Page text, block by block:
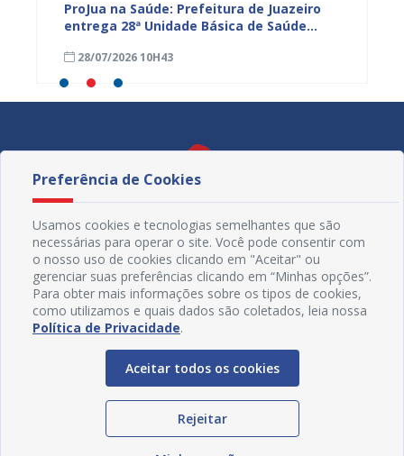
ProJua na Saúde: Prefeitura de Juazeiro
entrega 28ª Unidade Básica de Saúde
Atenção Primária
28/07/2026 10H43
Redes Sociais
Preferência de Cookies
Usamos cookies e tecnologias semelhantes que são
necessárias para operar o site. Você pode consentir com
o nosso uso de cookies clicando em "Aceitar" ou
gerenciar suas preferências clicando em “Minhas opções”.
Para obter mais informações sobre os tipos de cookies,
como utilizamos e quais dados são coletados, leia nossa
Política de Privacidade.
Aceitar todos os cookies
Rejeitar